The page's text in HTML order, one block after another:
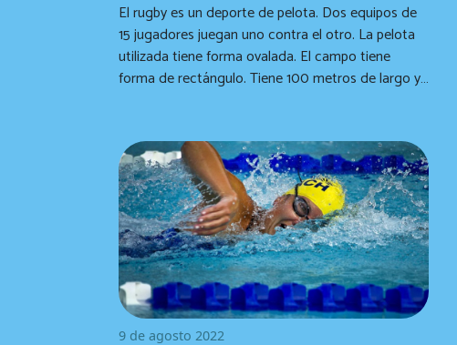
El rugby es un deporte de pelota. Dos equipos de
15 jugadores juegan uno contra el otro. La pelota
utilizada tiene forma ovalada. El campo tiene
forma de rectángulo. Tiene 100 metros de largo y
minutos en dos mitades de 40 minutos, pero hay
un tiempo extra si se prolonga lo suficiente.
9 de agosto 2022